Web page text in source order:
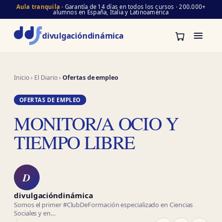
Aula tranquila · Garantía de 14 días en todos los cursos · 200.000+
alumnos en España, Italia y Latinoamérica
divulgacióndinámica
Inicio› El Diario›Ofertas de empleo
OFERTAS DE EMPLEO
MONITOR/A OCIO Y
TIEMPO LIBRE
D
divulgacióndinámica
Somos el primer #ClubDeFormación especializado en Ciencias
Sociales y en…